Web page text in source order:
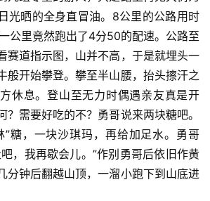
光晒的全身直冒油。8公里的公路用时
公里竟然跑出了4分50的配速。公路至
赛道指示图，山并不高，于是就埋头一
般开始攀登。攀至半山腰，抬头擦汗之
休息。登山至无力时偶遇亲友真是开
？需要好吃的不？勇哥说来两块糖吧。
”糖，一块沙琪玛，再给加足水。勇哥
，我再歇会儿。”作别勇哥后依旧作黄
分钟后翻越山顶，一溜小跑下到山底进